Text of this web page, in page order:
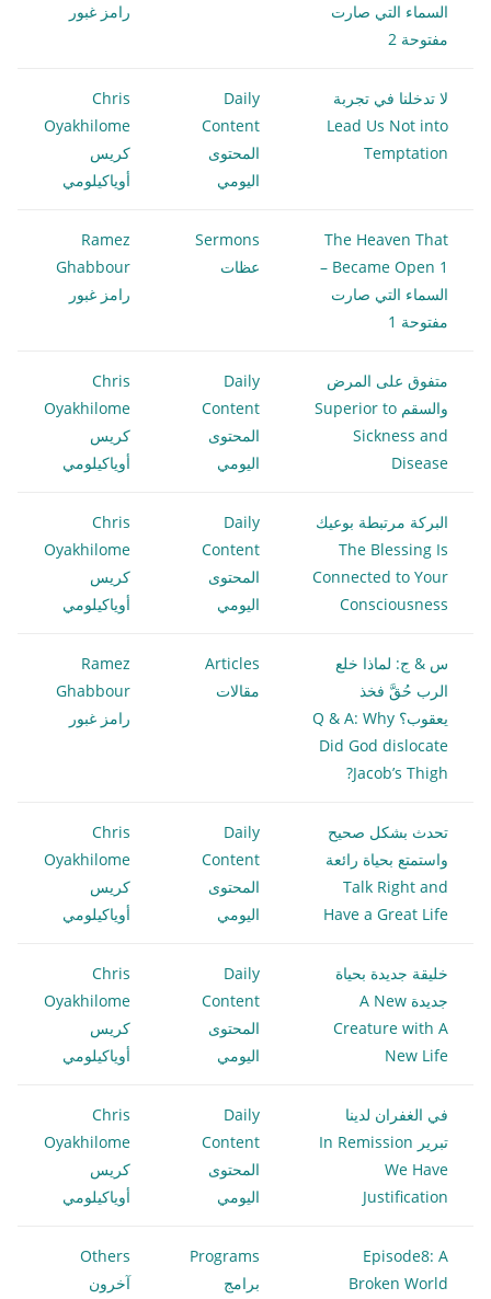
السماء التي صارت
مفتوحة 2
رامز غبور
لا تدخلنا في تجربة
Lead Us Not into
Temptation
Daily
Content
المحتوى
اليومي
Chris
Oyakhilome
كريس
أوياكيلومي
The Heaven That
Became Open 1 –
السماء التي صارت
مفتوحة 1
Sermons
عظات
Ramez
Ghabbour
رامز غبور
متفوق على المرض
والسقم Superior to
Sickness and
Disease
Daily
Content
المحتوى
اليومي
Chris
Oyakhilome
كريس
أوياكيلومي
البركة مرتبطة بوعيك
The Blessing Is
Connected to Your
Consciousness
Daily
Content
المحتوى
اليومي
Chris
Oyakhilome
كريس
أوياكيلومي
س & ج: لماذا خلع
الرب حُقَّ فخذ
يعقوب؟ Q & A: Why
Did God dislocate
Jacob’s Thigh?
Articles
مقالات
Ramez
Ghabbour
رامز غبور
تحدث بشكل صحيح
واستمتع بحياة رائعة
Talk Right and
Have a Great Life
Daily
Content
المحتوى
اليومي
Chris
Oyakhilome
كريس
أوياكيلومي
خليقة جديدة بحياة
جديدة A New
Creature with A
New Life
Daily
Content
المحتوى
اليومي
Chris
Oyakhilome
كريس
أوياكيلومي
في الغفران لدينا
تبرير In Remission
We Have
Justification
Daily
Content
المحتوى
اليومي
Chris
Oyakhilome
كريس
أوياكيلومي
Episode8: A
Broken World
Programs
برامج
Others
آخرون